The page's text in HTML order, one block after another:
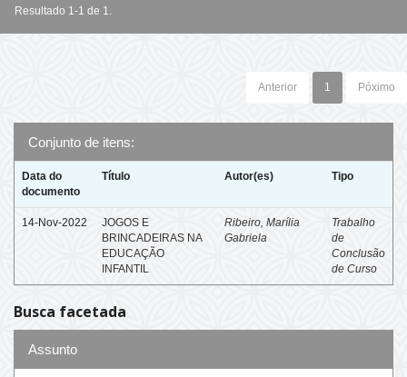
Resultado 1-1 de 1.
Anterior 1 Póximo
Conjunto de itens:
Data do
documento
Título Autor(es) Tipo
14-Nov-2022
JOGOS E
BRINCADEIRAS NA
EDUCAÇÃO
INFANTIL
Ribeiro, Marília
Gabriela
Trabalho
de
Conclusão
de Curso
Busca facetada
Assunto